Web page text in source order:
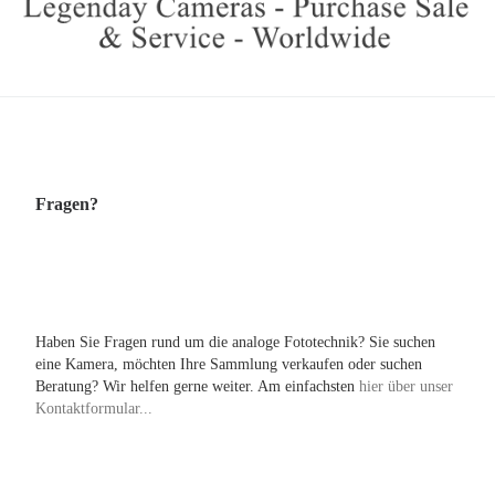
Fragen?
Haben Sie Fragen rund um die analoge Fototechnik? Sie suchen
eine Kamera, möchten Ihre Sammlung verkaufen oder suchen
Beratung? Wir helfen gerne weiter. Am einfachsten hier über unser
Kontaktformular...